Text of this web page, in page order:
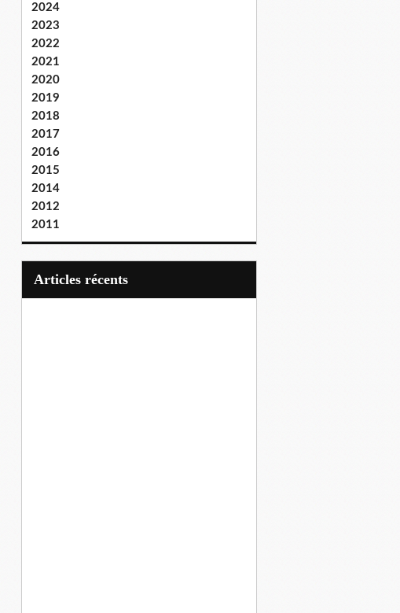
2024
2023
2022
2021
2020
2019
2018
2017
2016
2015
2014
2012
2011
articles récents